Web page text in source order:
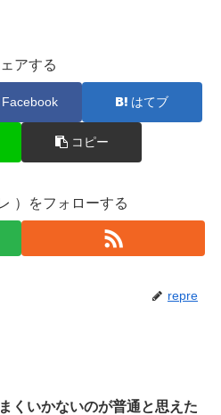
アする
Facebook はてブ
コピー
）をフォローする
repre
くいかないのが普通と思えた